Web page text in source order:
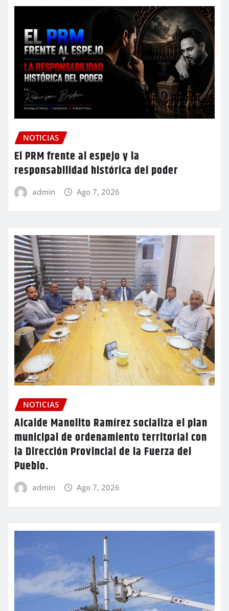
NOTICIAS
El PRM frente al espejo y la
responsabilidad histórica del poder
admin Ago 7, 2026
NOTICIAS
Alcalde Manolito Ramírez socializa el plan
municipal de ordenamiento territorial con
la Dirección Provincial de la Fuerza del
Pueblo.
admin Ago 7, 2026